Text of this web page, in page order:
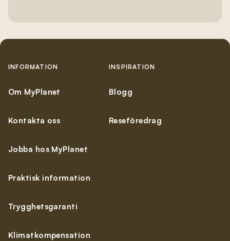
INFORMATION
Om MyPlanet
Kontakta oss
Jobba hos MyPlanet
Praktisk information
Trygghetsgaranti
Klimatkompensation
INSPIRATION
Blogg
Reseföredrag